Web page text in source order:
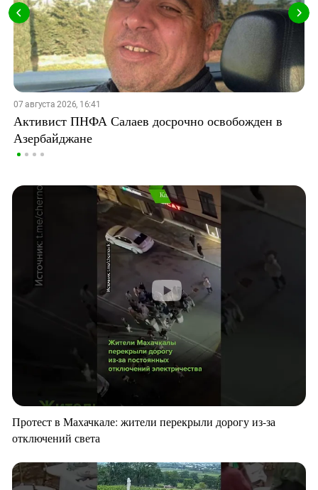
07 августа 2026, 16:41
Активист ПНФА Салаев досрочно освобожден в
Азербайджане
Протест в Махачкале: жители перекрыли дорогу из-за
отключений света